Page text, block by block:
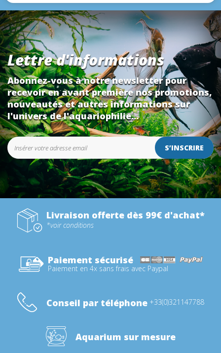
Lettre d'informations
Abonnez-vous à notre newsletter pour
recevoir en avant première nos promotions,
nouveautés et autres informations sur
l'univers de l'aquariophilie...
S’INSCRIRE
Livraison offerte dès 99€ d'achat*
*voir conditions
Paiement sécurisé
Paiement en 4x sans frais avec Paypal
Conseil par téléphone +33(0)321147788
Aquarium sur mesure